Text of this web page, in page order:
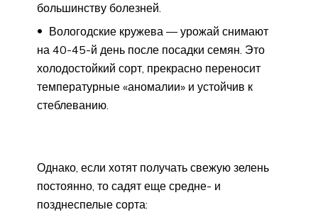
большинству болезней.
Вологодские кружева — урожай снимают
на 40-45-й день после посадки семян. Это
холодостойкий сорт, прекрасно переносит
температурные «аномалии» и устойчив к
стеблеванию.
Однако, если хотят получать свежую зелень
постоянно, то садят еще средне- и
позднеспелые сорта: